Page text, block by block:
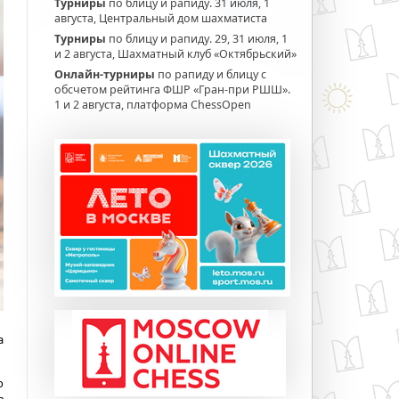
Турниры по блицу и рапиду. 31 июля, 1
августа, Центральный дом шахматиста
Турниры по блицу и рапиду. 29, 31 июля, 1
и 2 августа, Шахматный клуб «Октябрьский»
Онлайн-турниры по рапиду и блицу с
обсчетом рейтинга ФШР «Гран-при РШШ».
1 и 2 августа, платформа ChessOpen